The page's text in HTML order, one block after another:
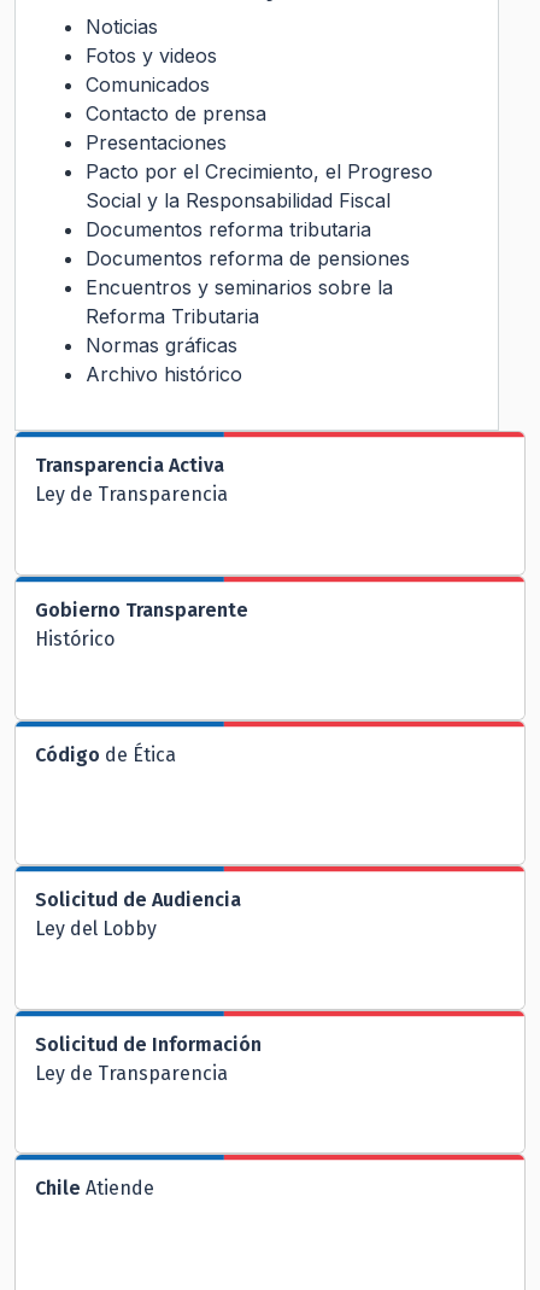
Noticias
Fotos y videos
Comunicados
Contacto de prensa
Presentaciones
Pacto por el Crecimiento, el Progreso
Social y la Responsabilidad Fiscal
Documentos reforma tributaria
Documentos reforma de pensiones
Encuentros y seminarios sobre la
Reforma Tributaria
Normas gráficas
Archivo histórico
Transparencia Activa
Ley de Transparencia
Gobierno Transparente
Histórico
Código de Ética
Solicitud de Audiencia
Ley del Lobby
Solicitud de Información
Ley de Transparencia
Chile Atiende